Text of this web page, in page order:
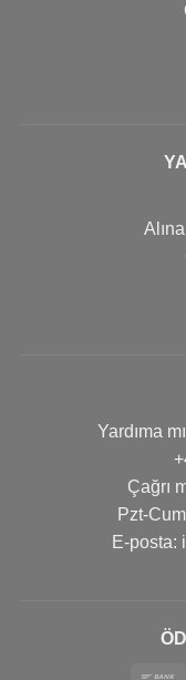
Yardıma
Çağrı
Pzt-
Е-posta: